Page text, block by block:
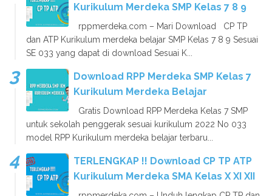
Kurikulum Merdeka SMP Kelas 7 8 9
rppmerdeka.com – Mari Download CP TP
dan ATP Kurikulum merdeka belajar SMP Kelas 7 8 9 Sesuai
SE 033 yang dapat di download Sesuai K...
Download RPP Merdeka SMP Kelas 7
Kurikulum Merdeka Belajar
Gratis Download RPP Merdeka Kelas 7 SMP
untuk sekolah penggerak sesuai kurikulum 2022 No 033
model RPP Kurikulum merdeka belajar terbaru...
TERLENGKAP !! Download CP TP ATP
Kurikulum Merdeka SMA Kelas X XI XII